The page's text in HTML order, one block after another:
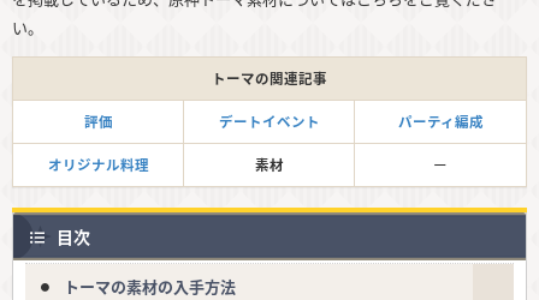
い。
トーマの関連記事
評価 デートイベント パーティ編成
オリジナル料理 素材 ー
目次
トーマの素材の入手方法